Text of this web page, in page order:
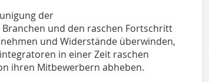
der
und den raschen Fortschritt
und Widerstände überwinden,
in einer Zeit raschen
ihren Mitbewerbern abheben.